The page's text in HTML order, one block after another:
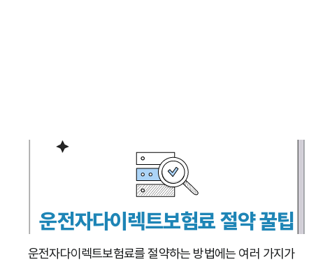
는 것이 좋습니다. 여러 보험사의 견적을 비교하여, 같은 보
장 내용이라도 더 저렴한 보험료를 제공하는 보험사를 선택
추가 보장 특약 가입 고려
최근에는 차량 도난, 자연재해, 렌터카 비용 보장 등의 특약
도 제공됩니다. 운행 환경과 생활 패턴에 맞춰 이러한 추가
보장을 고려하면 더 안전하게 운전할 수 있습니다.
운전자다이렉트보험료 절약 꿀팁
운전자다이렉트보험료를 절약하는 방법에는 여러 가지가